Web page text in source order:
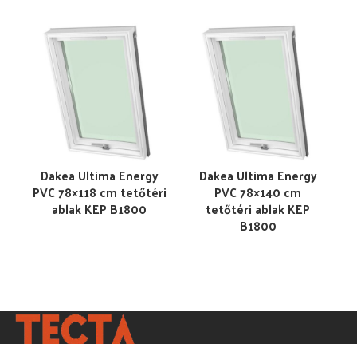
Dakea Ultima Energy
PVC 78×118 cm tetőtéri
ablak KEP B1800
Dakea Ultima Energy
PVC 78×140 cm
tetőtéri ablak KEP
B1800